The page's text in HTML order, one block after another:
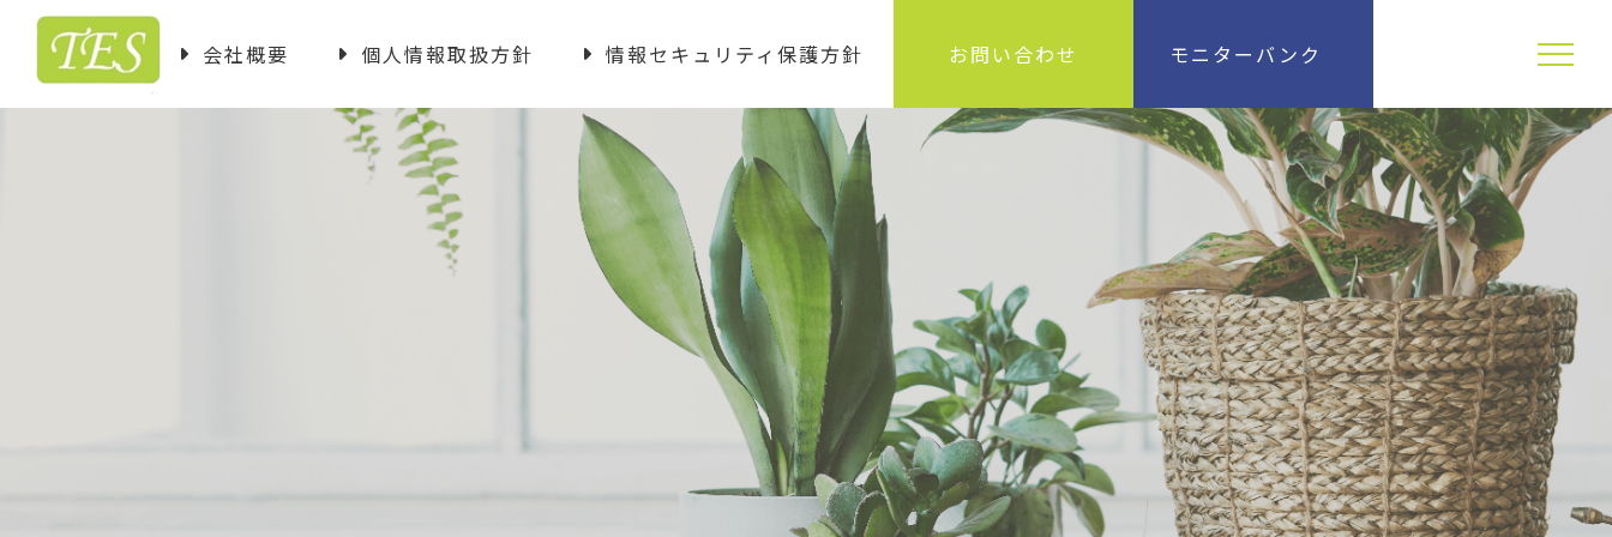
会社概要 個人情報取扱方針 情報セキュリティ保護方針 お問い合わせ モニターバンク